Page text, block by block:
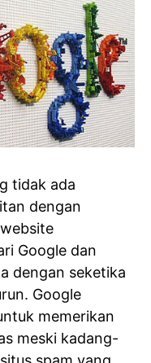
tidak ada
dengan
Google dan
dengan seketika
Google
memerikan
meski kadang-